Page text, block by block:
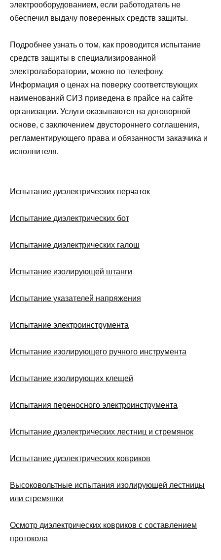
электрооборудованием, если работодатель не
обеспечил выдачу поверенных средств защиты.
Подробнее узнать о том, как проводится испытание
средств защиты в специализированной
электролаборатории, можно по телефону.
Информация о ценах на поверку соответствующих
наименований СИЗ приведена в прайсе на сайте
организации. Услуги оказываются на договорной
основе, с заключением двустороннего соглашения,
регламентирующего права и обязанности заказчика и
исполнителя.
Испытание диэлектрических перчаток
Испытание диэлектрических бот
Испытание диэлектрических галош
Испытание изолирующей штанги
Испытание указателей напряжения
Испытание электроинструмента
Испытание изолирующего ручного инструмента
Испытание изолирующих клещей
Испытания переносного электроинструмента
Испытание диэлектрических лестниц и стремянок
Испытание диэлектрических ковриков
Высоковольтные испытания изолирующей лестницы
или стремянки
Осмотр диэлектрических ковриков с составлением
протокола